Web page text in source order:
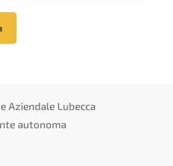
Aziendale Lubecca
autonoma